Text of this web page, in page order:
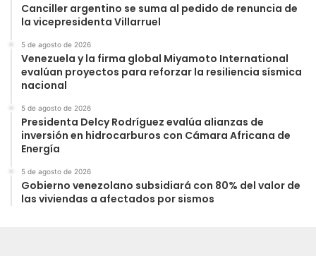
Canciller argentino se suma al pedido de renuncia de
la vicepresidenta Villarruel
5 de agosto de 2026
Venezuela y la firma global Miyamoto International
evalúan proyectos para reforzar la resiliencia sísmica
nacional
5 de agosto de 2026
Presidenta Delcy Rodríguez evalúa alianzas de
inversión en hidrocarburos con Cámara Africana de
Energía
5 de agosto de 2026
Gobierno venezolano subsidiará con 80% del valor de
las viviendas a afectados por sismos